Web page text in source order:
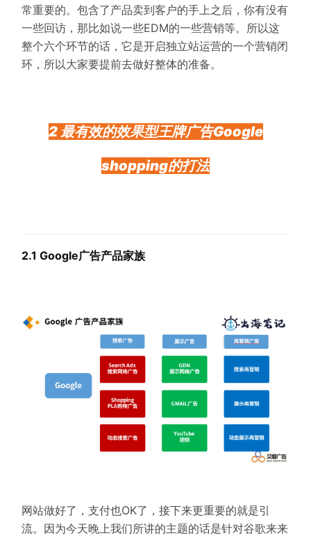
常重要的。包含了产品卖到客户的手上之后，你有没有
一些回访，那比如说一些EDM的一些营销等。所以这
整个六个环节的话，它是开启独立站运营的一个营销闭
环，所以大家要提前去做好整体的准备。
2 最有效的效果型王牌广告Google
shopping的打法
2.1 Google广告产品家族
网站做好了，支付也OK了，接下来更重要的就是引
流。因为今天晚上我们所讲的主题的话是针对谷歌来来